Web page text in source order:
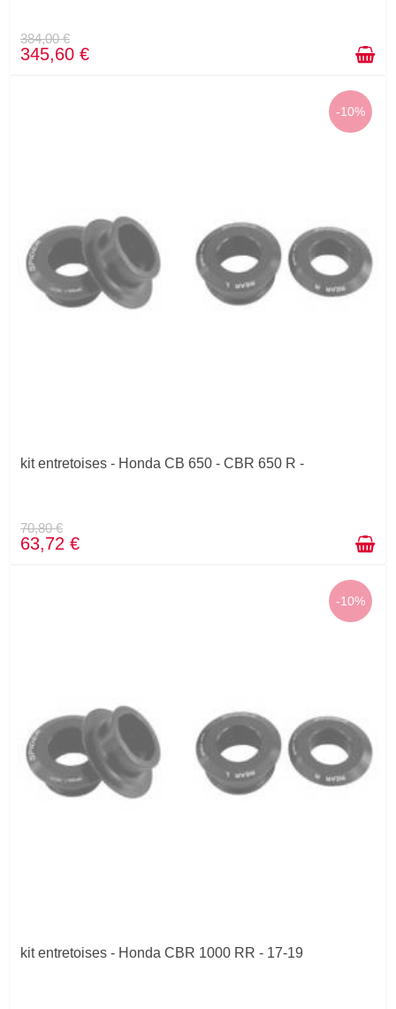
384,00 €
345,60 €
-10%
kit entretoises - Honda CB 650 - CBR 650 R -
70,80 €
63,72 €
-10%
kit entretoises - Honda CBR 1000 RR - 17-19